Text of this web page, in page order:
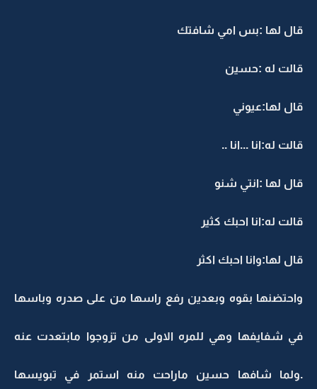
قال لها :بس امي شافتك
قالت له :حسين
قال لها:عيوني
قالت له:انا ...انا ..
قال لها :انتي شنو
قالت له:انا احبك كثير
قال لها:وانا احبك اكثر
واحتضنها بقوه وبعدين رفع راسها من على صدره وباسها
في شفايفها وهي للمره الاولى من تزوجوا مابتعدت عنه
.ولما شافها حسين ماراحت منه استمر في تبويسها